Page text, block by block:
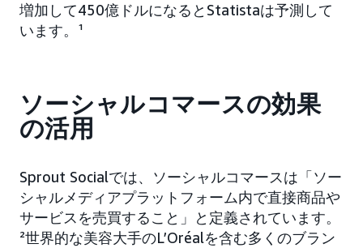
増加して450億ドルになるとStatistaは予測して
います。¹
ソーシャルコマースの効果
の活用
Sprout Socialでは、ソーシャルコマースは「ソー
シャルメディアプラットフォーム内で直接商品や
サービスを売買すること」と定義されています。
²世界的な美容大手のL’Oréalを含む多くのブラン